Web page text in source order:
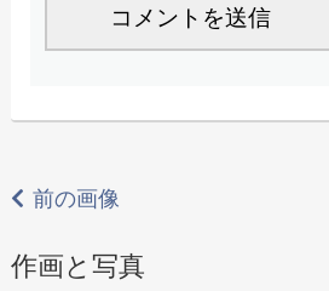
前の画像
作画と写真